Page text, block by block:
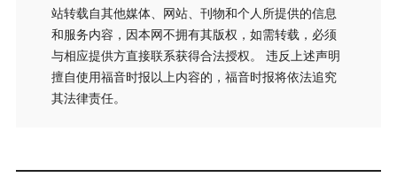
站转载自其他媒体、网站、刊物和个人所提供的信息
和服务内容，因本网不拥有其版权，如需转载，必须
与相应提供方直接联系获得合法授权。 违反上述声明
擅自使用福音时报以上内容的，福音时报将依法追究
其法律责任。